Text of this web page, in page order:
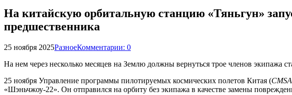
На китайскую орбитальную станцию «Тяньгун»
предшественника
25 ноября 2025РазноеКомментарии: 0
На нем через несколько месяцев на Землю должны вернуться трое членов экипажа
25 ноября Управление программы пилотируемых космических полетов Китая (CMSA
«Шэньчжоу-22». Он отправился на орбиту без экипажа в качестве замены